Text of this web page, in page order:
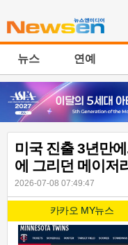
뉴스 연예
미국 진출 3년만
에 그리던 메이저
2026-07-08 07:49:47
카카오 MY뉴스